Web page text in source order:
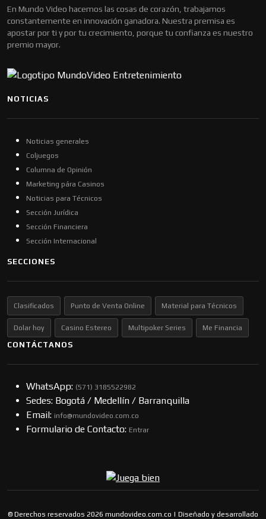
En Mundo Video hacemos las cosas de corazón, trabajamos
constantemente en innovación ganadora. Nuestra premisa es
apostar por ti y por tu crecimiento, porque tu confianza es nuestro
premio mayor.
NOTICIAS
Noticias generales
Coljuegos
Columna de Opinión
Marketing pára Casinos
Noticias para Técnicos
Sección Jurídica
Sección Financiera
Sección Internacional
SECCIONES
Clasificados Punto de Venta Online Material para Técnicos
Dolar hoy Casino Estereo Multipoker Series Me Financia
CONTÁCTANOS
WhatsApp: (57​​1) 3185522982
Sedes: Bogotá / Medellín / Barranquilla
Email: info@mundovideo.com.co
Formulario de Contacto: Entrar
© Derechos reservados 2026 mundovideo.com.co | Diseñado y desarrollado